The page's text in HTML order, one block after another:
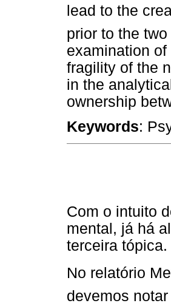
lead to the
prior to the
examination
fragility of the
in the
ownership
Keywords:
Com o intuito
mental, já há
terceira tópica.
No relatório
devemos